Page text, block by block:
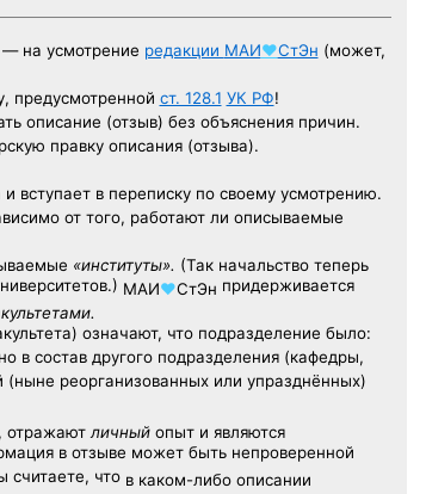
на усмотрение редакции МАИ♥СтЭн (может,
предусмотренной ст. 128.1 УК РФ!
описание (отзыв) без объяснения причин.
правку описания (отзыва).
вступает в переписку по своему усмотрению.
от того, работают ли описываемые
«институты». (Так начальство теперь
МАИ♥СтЭн придерживается
означают, что подразделение было:
в состав другого подразделения (кафедры,
реорганизованных или упразднённых)
, отражают личныйопыт и являются
в отзыве может быть непроверенной
считаете, что в каком-либо описании